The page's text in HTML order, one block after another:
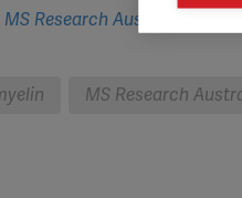
MS Research Australia
MS Research